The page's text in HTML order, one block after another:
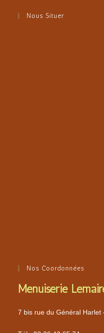
Nous Situer
Nos Coordonnées
Menuiserie
7 bis rue du Général Harlet